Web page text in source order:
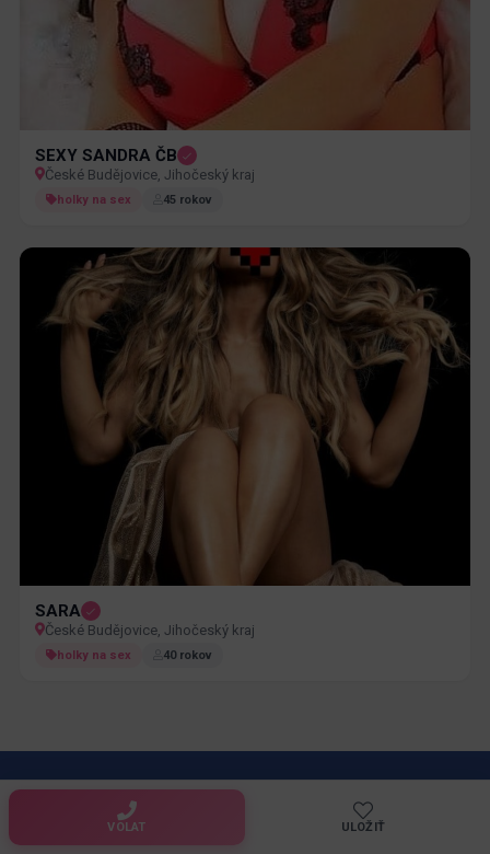
SEXY SANDRA ČB
České Budějovice, Jihočeský kraj
holky na sex 45 rokov
SARA
České Budějovice, Jihočeský kraj
holky na sex 40 rokov
VOLAT ULOŽIŤ
Najviac sexyNewsletter
Newsletter od nás vám prinesie radosť a potešenie.